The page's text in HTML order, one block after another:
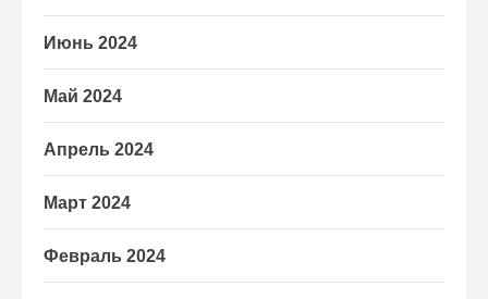
Июнь 2024
Май 2024
Апрель 2024
Март 2024
Февраль 2024